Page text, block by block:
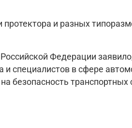
и разных
Федерации
и специалистов в сфере
безопасность транспортных